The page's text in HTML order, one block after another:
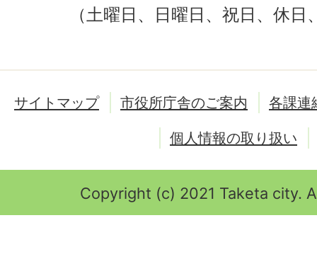
（土曜日、日曜日、祝日、休
サイトマップ 市役所庁舎のご案内
各課連
個人情報の取り扱い
Copyright (c) 2021 Taketa city.